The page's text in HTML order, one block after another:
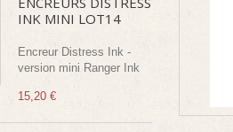
INK MINI LOT14
Encreur Distress Ink -
version mini Ranger Ink
15,20 €